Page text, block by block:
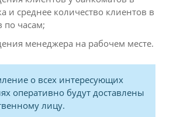
и среднее количество клиентов в
по часам;
менеджера на рабочем месте.
о всех интересующих
оперативно будут доставлены
лицу.